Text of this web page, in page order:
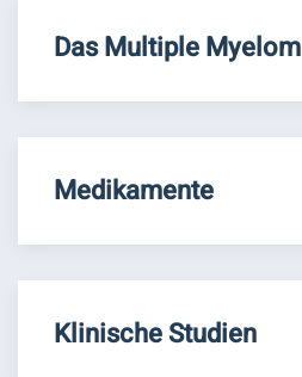
Das Multiple Myelom
Medikamente
Klinische Studien